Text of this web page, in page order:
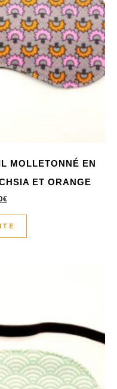
MOLLETONNÉ EN
ET ORANGE
€